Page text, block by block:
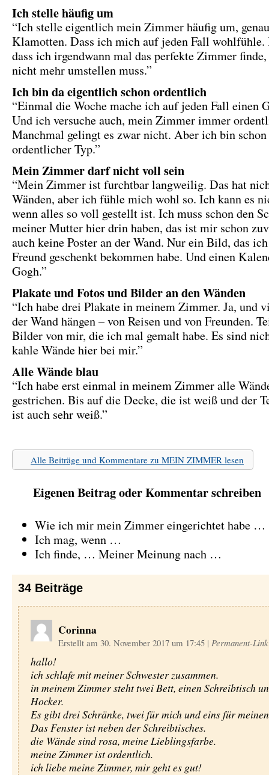
Ich stelle häufig um
“Ich stelle eigentlich mein Zimmer häufig um,
Klamotten. Dass ich mich auf jeden Fall wohlfühle.
dass ich irgendwann mal das perfekte Zimmer finde,
nicht mehr umstellen muss.”
Ich bin da eigentlich schon ordentlich
“Einmal die Woche mache ich auf jeden Fall einen
Und ich versuche auch, mein Zimmer immer
Manchmal gelingt es zwar nicht. Aber ich bin
ordentlicher Typ.”
Mein Zimmer darf nicht voll sein
“Mein Zimmer ist furchtbar langweilig. Das hat
Wänden, aber ich fühle mich wohl so. Ich kann es
wenn alles so voll gestellt ist. Ich muss schon den
meiner Mutter hier drin haben, das ist mir schon
auch keine Poster an der Wand. Nur ein Bild, das
Freund geschenkt bekommen habe. Und einen
Gogh.”
Plakate und Fotos und Bilder an den Wänden
“Ich habe drei Plakate in meinem Zimmer. Ja, und
der Wand hängen – von Reisen und von Freunden.
Bilder von mir, die ich mal gemalt habe. Es sind
kahle Wände hier bei mir.”
Alle Wände blau
“Ich habe erst einmal in meinem Zimmer alle
gestrichen. Bis auf die Decke, die ist weiß und der
ist auch sehr weiß.”
Alle Beiträge und Kommentare zu MEIN ZIMMER lesen
Eigenen Beitrag oder Kommentar schreiben
Wie ich mir mein Zimmer eingerichtet habe …
Ich mag, wenn …
Ich finde, … Meiner Meinung nach …
34 Beiträge
Corinna
Erstellt am 30. November 2017 um 17:45 | Permanent-Link
hallo!
ich schlafe mit meiner Schwester zusammen.
in meinem Zimmer steht twei Bett, einen Schreibtisch
Hocker.
Es gibt drei Schränke, twei für mich und eins für
Das Fenster ist neben der Schreibtisches.
die Wände sind rosa, meine Lieblingsfarbe.
meine Zimmer ist ordentlich.
ich liebe meine Zimmer, mir geht es gut!